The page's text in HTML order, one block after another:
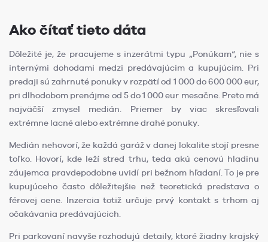
Ako čítať tieto dáta
Dôležité je, že pracujeme s inzerátmi typu „Ponúkam“, nie s
internými dohodami medzi predávajúcim a kupujúcim. Pri
predaji sú zahrnuté ponuky v rozpätí od 1 000 do 600 000 eur,
pri dlhodobom prenájme od 5 do 1 000 eur mesačne. Preto má
najväčší zmysel medián. Priemer by viac skresľovali
extrémne lacné alebo extrémne drahé ponuky.
Medián nehovorí, že každá garáž v danej lokalite stojí presne
toľko. Hovorí, kde leží stred trhu, teda akú cenovú hladinu
záujemca pravdepodobne uvidí pri bežnom hľadaní. To je pre
kupujúceho často dôležitejšie než teoretická predstava o
férovej cene. Inzercia totiž určuje prvý kontakt s trhom aj
očakávania predávajúcich.
Pri parkovaní navyše rozhodujú detaily, ktoré žiadny krajský